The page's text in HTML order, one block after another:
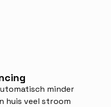
minder
huis veel stroom